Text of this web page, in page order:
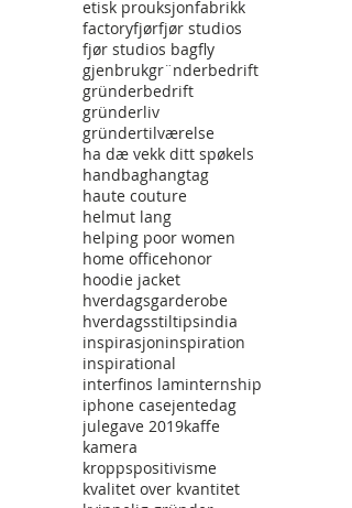
etisk prouksjonfabrikk
factoryfjørfjør studios
fjør studios bagfly
gjenbrukgr¨nderbedrift
gründerbedrift
gründerliv
gründertilværelse
ha dæ vekk ditt spøkels
handbaghangtag
haute couture
helmut lang
helping poor women
home officehonor
hoodie jacket
hverdagsgarderobe
hverdagsstiltipsindia
inspirasjoninspiration
inspirational
interfinos laminternship
iphone casejentedag
julegave 2019kaffe
kamera
kroppspositivisme
kvalitet over kvantitet